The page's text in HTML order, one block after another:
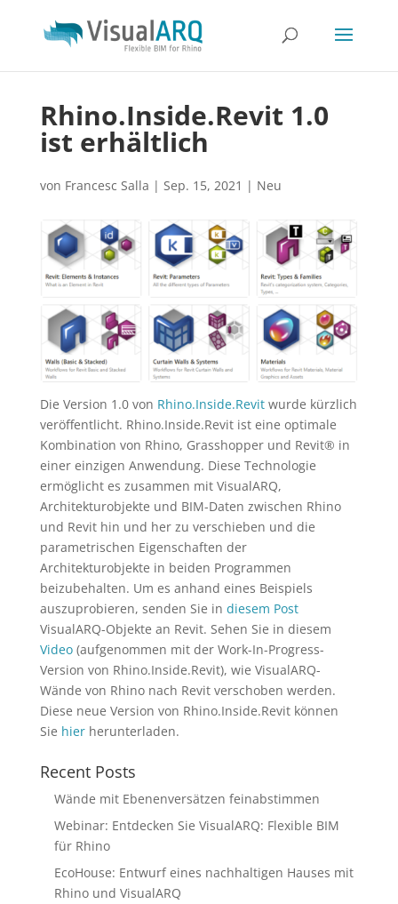
Rhino.Inside.Revit 1.0
ist erhältlich
von Francesc Salla | Sep. 15, 2021 | Neu
Die Version 1.0 von Rhino.Inside.Revitwurde kürzlich
veröffentlicht. Rhino.Inside.Revit ist eine optimale
Kombination von Rhino, Grasshopper und Revit® in
einer einzigen Anwendung. Diese Technologie
ermöglicht es zusammen mit VisualARQ,
Architekturobjekte und BIM-Daten zwischen Rhino
und Revit hin und her zu verschieben und die
parametrischen Eigenschaften der
Architekturobjekte in beiden Programmen
beizubehalten. Um es anhand eines Beispiels
auszuprobieren, senden Sie in diesem Post
VisualARQ-Objekte an Revit. Sehen Sie in diesem
Video(aufgenommen mit der Work-In-Progress-
Version von Rhino.Inside.Revit), wie VisualARQ-
Wände von Rhino nach Revit verschoben werden.
Diese neue Version von Rhino.Inside.Revit können
Sie hierherunterladen.
Recent Posts
Wände mit Ebenenversätzen feinabstimmen
Webinar: Entdecken Sie VisualARQ: Flexible BIM
für Rhino
EcoHouse: Entwurf eines nachhaltigen Hauses mit
Rhino und VisualARQ